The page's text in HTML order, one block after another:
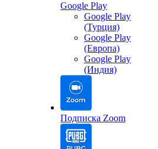
Google Play
Google Play
(Турция)
Google Play
(Европа)
Google Play
(Индия)
Подписка Zoom